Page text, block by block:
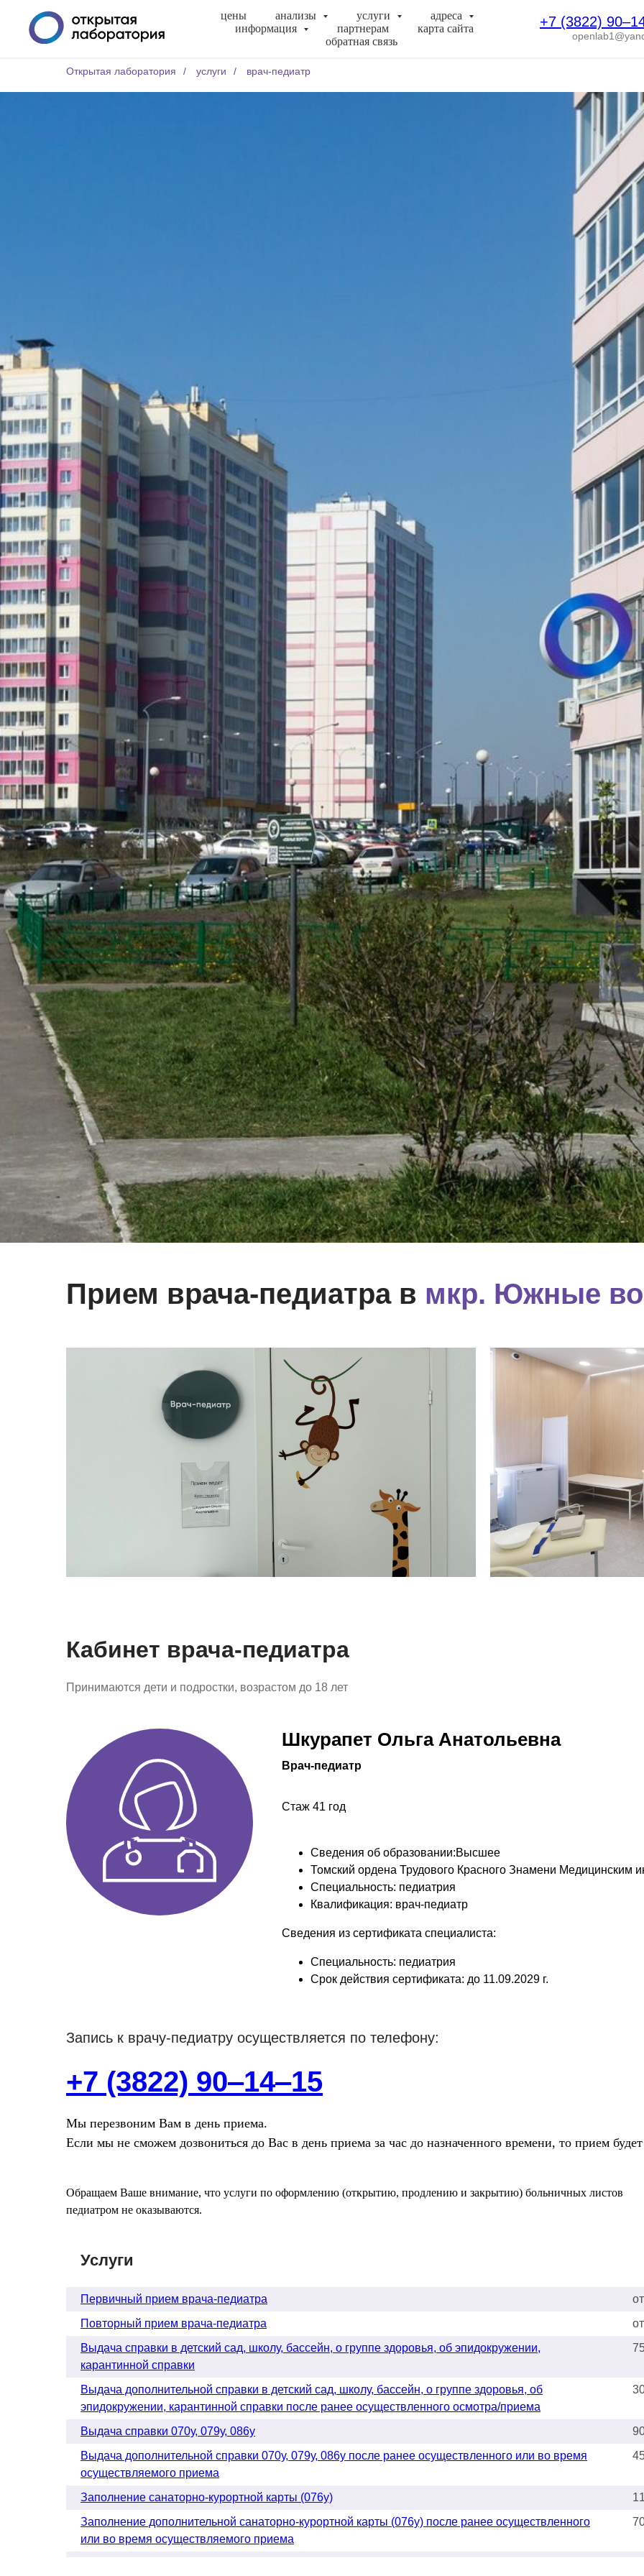
цены анализы услуги
адреса
информация
партнерам
карта сайта
обратная связь
+7 (3822)
Открытая лаборатория / услуги / врач-педиатр
Прием врача-педиатра в мкр. Южные
Кабинет врача-педиатра
Принимаются дети и подростки, возрастом до 18 лет
Шкурапет Ольга Анатольевна
Врач-педиатр
Стаж 41 год
Сведения об образовании:Высшее
Томский ордена Трудового Красного Знамени Медицинским
Специальность: педиатрия
Квалификация: врач-педиатр
Сведения из сертификата специалиста:
Специальность: педиатрия
Срок действия сертификата: до 11.09.2029 г.
Запись к врачу-педиатру осуществляется по телефону:
+7 (3822) 90‒14‒15
Мы перезвоним Вам в день приема.
Если мы не сможем дозвониться до Вас в день приема за час до назначенного времени, то прием
Обращаем Ваше внимание, что услуги по оформлению (открытию, продлению и закрытию) больничных листов
педиатром не оказываются.
Услуги
Первичный прием врача-педиатра
Повторный прием врача-педиатра
Выдача справки в детский сад, школу, бассейн, о группе здоровья, об эпидокружении,
карантинной справки
Выдача дополнительной справки в детский сад, школу, бассейн, о группе здоровья, об
эпидокружении, карантинной справки после ранее осуществленного осмотра/приема
Выдача справки 070у, 079у, 086у
Выдача дополнительной справки 070у, 079у, 086у после ранее осуществленного или во время
осуществляемого приема
Заполнение санаторно-курортной карты (076у)
Заполнение дополнительной санаторно-курортной карты (076у) после ранее осуществленного
или во время осуществляемого приема